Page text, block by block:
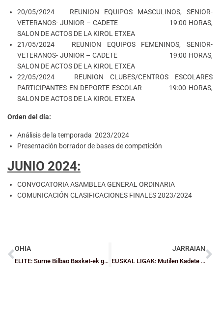
20/05/2024 REUNION EQUIPOS MASCULINOS, SENIOR-
VETERANOS- JUNIOR – CADETE 19:00 HORAS,
SALON DE ACTOS DE LA KIROL ETXEA
21/05/2024 REUNION EQUIPOS FEMENINOS, SENIOR-
VETERANOS- JUNIOR – CADETE 19:00 HORAS,
SALON DE ACTOS DE LA KIROL ETXEA
22/05/2024 REUNION CLUBES/CENTROS ESCOLARES
PARTICIPANTES EN DEPORTE ESCOLAR 19:00 HORAS,
SALON DE ACTOS DE LA KIROL ETXEA
Orden del día:
Análisis de la temporada 2023/2024
Presentación borrador de bases de competición
JUNIO 2024:
CONVOCATORIA ASAMBLEA GENERAL ORDINARIA
COMUNICACIÓN CLASIFICACIONES FINALES 2023/2024
OHIA
ELITE: Surne Bilbao Basket-ek gozatzen jarraitu du Miribillan
JARRAIAN
EUSKAL LIGAK: Mutilen Kadete Lauko Finaletik urrundu da Tabirako Baque